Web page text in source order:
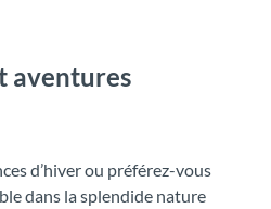
aventures
d’hiver ou préférez-vous
dans la splendide nature